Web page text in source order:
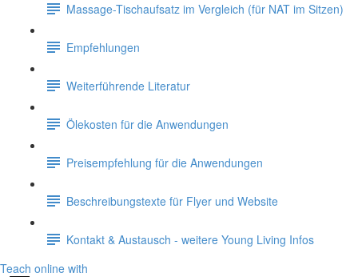
Massage-Tischaufsatz im Vergleich (für NAT im Sitzen)
Empfehlungen
Weiterführende Literatur
Ölekosten für die Anwendungen
Preisempfehlung für die Anwendungen
Beschreibungstexte für Flyer und Website
Kontakt & Austausch - weitere Young Living Infos
Teach online with